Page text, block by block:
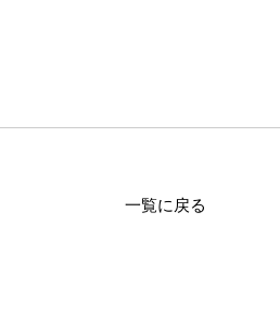
一覧に戻る